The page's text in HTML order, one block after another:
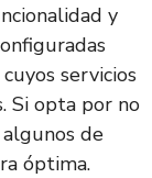
y
servicios
Si opta por no
de
óptima.